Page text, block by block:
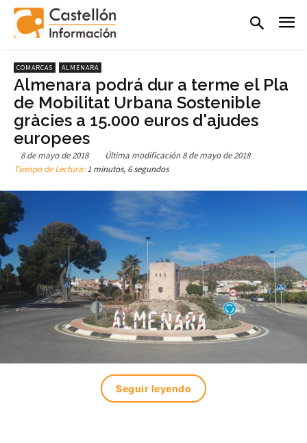
COMARCAS ALMENARA
Almenara podrá dur a terme el Pla
de Mobilitat Urbana Sostenible
gràcies a 15.000 euros d'ajudes
europees
8 de mayo de 2018 Última modificación 8 de mayo de 2018
Tiempo de Lectura:1 minutos, 6 segundos
Seguir leyendo